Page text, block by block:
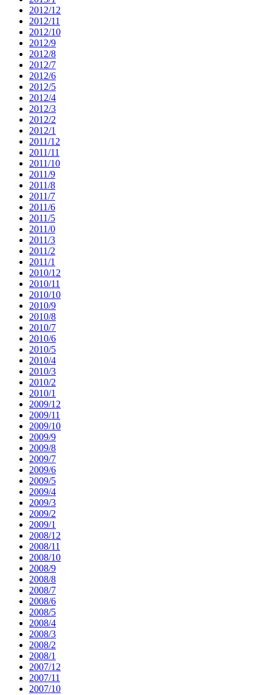
2012/12
2012/11
2012/10
2012/9
2012/8
2012/7
2012/6
2012/5
2012/4
2012/3
2012/2
2012/1
2011/12
2011/11
2011/10
2011/9
2011/8
2011/7
2011/6
2011/5
2011/0
2011/3
2011/2
2011/1
2010/12
2010/11
2010/10
2010/9
2010/8
2010/7
2010/6
2010/5
2010/4
2010/3
2010/2
2010/1
2009/12
2009/11
2009/10
2009/9
2009/8
2009/7
2009/6
2009/5
2009/4
2009/3
2009/2
2009/1
2008/12
2008/11
2008/10
2008/9
2008/8
2008/7
2008/6
2008/5
2008/4
2008/3
2008/2
2008/1
2007/12
2007/11
2007/10